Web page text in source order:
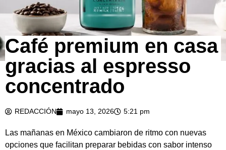
Café premium en casa
gracias al espresso
concentrado
REDACCIÓN mayo 13, 2026 5:21 pm
Las mañanas en México cambiaron de ritmo con nuevas
opciones que facilitan preparar bebidas con sabor intenso